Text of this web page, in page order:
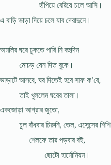
হাঁপিয়ে বেরিয়ে চলে আসি।
এ বাড়ি ভাড়া দিয়ে চলে যাব দেরাদুনে।
অমলির ঘরে ঢুকতে পারি নি বহুদিন
মোচড় যেন দিত বুকে।
ভাড়াটে আসবে, ঘর দিতেই হবে সাফ ক’রে,
তাই খুললেম ঘরের তালা।
একজোড়া আগ্রার জুতো,
চুল বাঁধবার চিরুনি, তেল, এসেন্সের শিশি
শেলফে তার পড়বার বই,
ছোটো হার্মোনিয়ম।